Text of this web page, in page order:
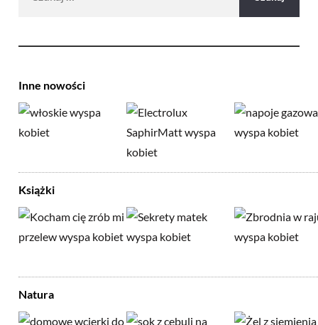
Inne nowości
Książki
Natura